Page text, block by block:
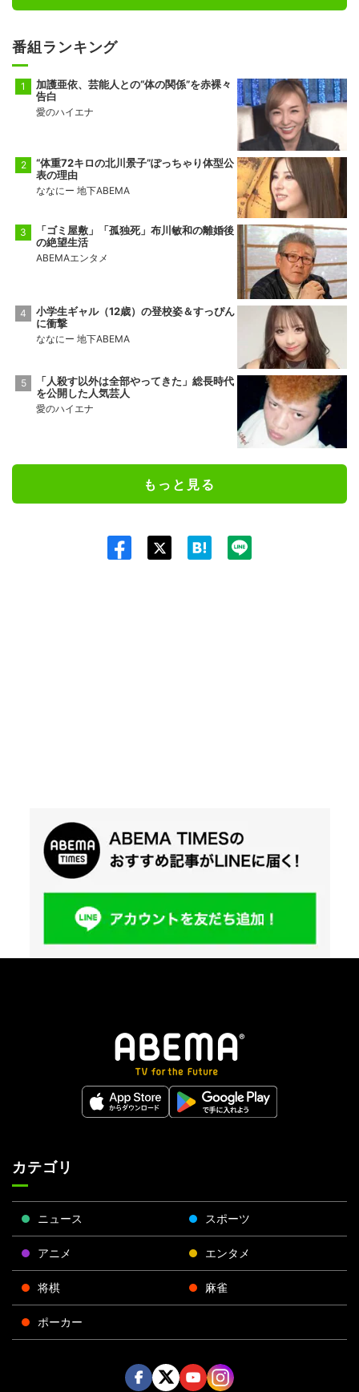
番組ランキング
加護亜依、芸能人との“体の関係”を赤裸々
告白
愛のハイエナ
“体重72キロの北川景子”ぽっちゃり体型公
表の理由
ななにー 地下ABEMA
「ゴミ屋敷」「孤独死」布川敏和の離婚後
の絶望生活
ABEMAエンタメ
小学生ギャル（12歳）の登校姿＆すっぴん
に衝撃
ななにー 地下ABEMA
「人殺す以外は全部やってきた」総長時代
を公開した人気芸人
愛のハイエナ
もっと見る
カテゴリ
ニュース スポーツ
アニメ エンタメ
将棋 麻雀
ポーカー